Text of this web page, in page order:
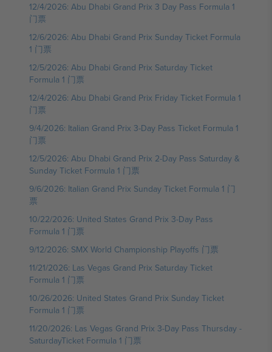
12/4/2026: Abu Dhabi Grand Prix 3 Day Pass Formula 1
门票
12/6/2026: Abu Dhabi Grand Prix Sunday Ticket Formula
1 门票
12/5/2026: Abu Dhabi Grand Prix Saturday Ticket
Formula 1 门票
12/4/2026: Abu Dhabi Grand Prix Friday Ticket Formula 1
门票
9/4/2026: Italian Grand Prix 3-Day Pass Ticket Formula 1
门票
12/5/2026: Abu Dhabi Grand Prix 2-Day Pass Saturday &
Sunday Ticket Formula 1 门票
9/6/2026: Italian Grand Prix Sunday Ticket Formula 1 门
票
10/22/2026: United States Grand Prix 3-Day Pass
Formula 1 门票
9/12/2026: SMX World Championship Playoffs 门票
11/21/2026: Las Vegas Grand Prix Saturday Ticket
Formula 1 门票
10/26/2026: United States Grand Prix Sunday Ticket
Formula 1 门票
11/20/2026: Las Vegas Grand Prix 3-Day Pass Thursday -
SaturdayTicket Formula 1 门票